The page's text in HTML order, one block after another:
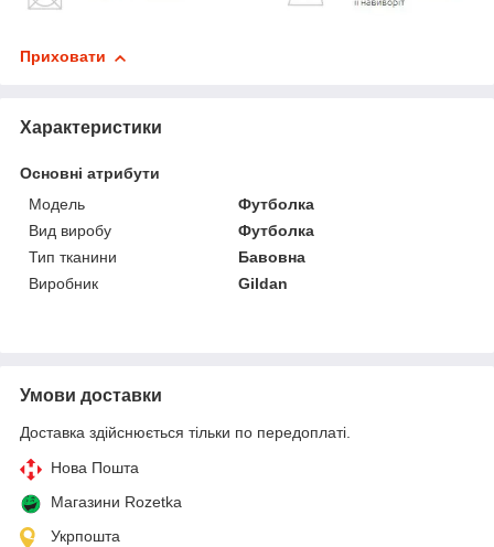
Приховати
Характеристики
Основні атрибути
Модель
Футболка
Вид виробу
Футболка
Тип тканини
Бавовна
Виробник
Gildan
Умови доставки
Доставка здійснюється тільки по передоплаті.
Нова Пошта
Магазини Rozetka
Укрпошта